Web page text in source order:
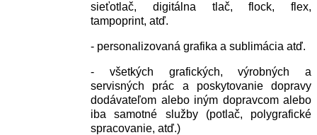
sieťotlač, digitálna tlač, flock, flex,
tampoprint, atď.
- personalizovaná grafika a sublimácia atď.
- všetkých grafických, výrobných a
servisných prác a poskytovanie dopravy
dodávateľom alebo iným dopravcom alebo
iba samotné služby (potlač, polygrafické
spracovanie, atď.)